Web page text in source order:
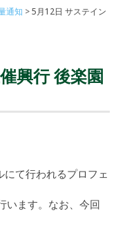
通知
5月12日 サステイン
興行 後楽園
て行われるプロフェ
います。なお、今回